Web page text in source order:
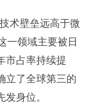
术壁垒远高于微
一领域主要被日
市占率持续提
立了全球第三的
身位。